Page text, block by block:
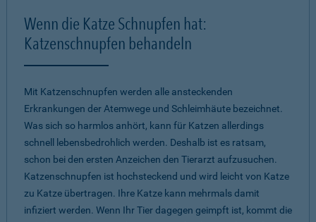
Wenn die Katze Schnupfen hat:
Katzenschnupfen behandeln
Mit Katzenschnupfen werden alle ansteckenden
Erkrankungen der Atemwege und Schleimhäute bezeichnet.
Was sich so harmlos anhört, kann für Katzen allerdings
schnell lebensbedrohlich werden. Deshalb ist es ratsam,
schon bei den ersten Anzeichen den Tierarzt aufzusuchen.
Katzenschnupfen ist hochsteckend und wird leicht von Katze
zu Katze übertragen. Ihre Katze kann mehrmals damit
infiziert werden. Wenn Ihr Tier dagegen geimpft ist, kommt die